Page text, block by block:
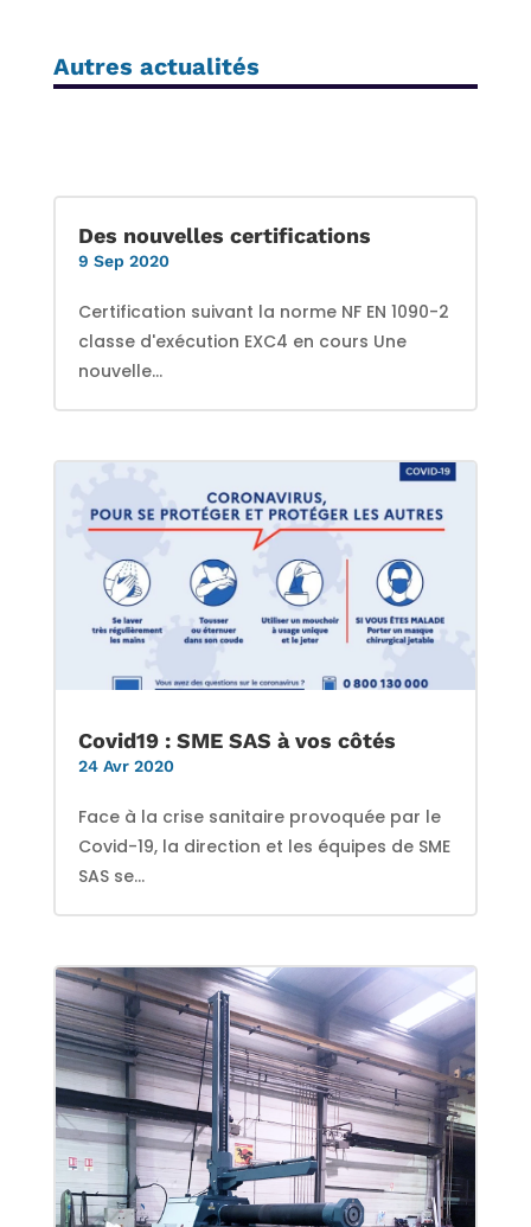
Autres actualités
Des nouvelles certifications
9 Sep 2020
Certification suivant la norme NF EN 1090-2
classe d'exécution EXC4 en cours Une
nouvelle...
Covid19 : SME SAS à vos côtés
24 Avr 2020
Face à la crise sanitaire provoquée par le
Covid-19, la direction et les équipes de SME
SAS se...